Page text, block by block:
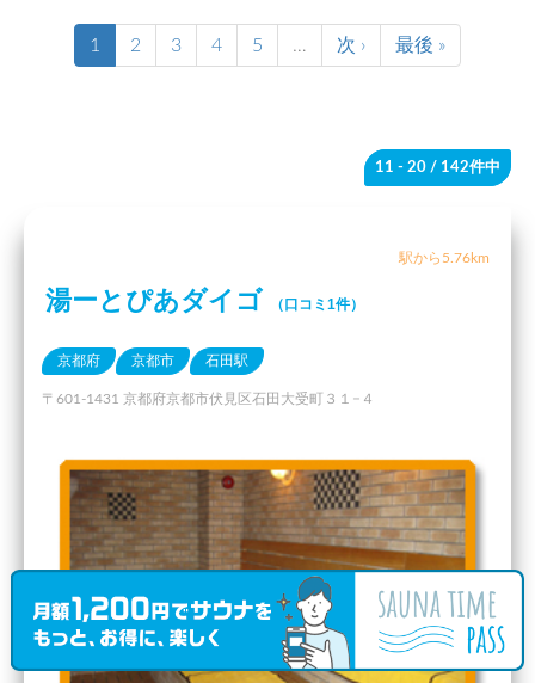
1 2 3 4 5 … 次 › 最後 »
11 - 20 / 142件中
駅から5.76km
湯ーとぴあダイゴ （口コミ1件）
京都府 京都市 石田駅
〒601-1431 京都府京都市伏見区石田大受町３１−４